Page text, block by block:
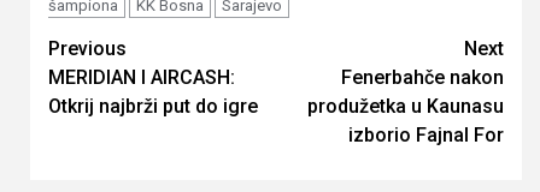
šampiona
KK Bosna Sarajevo
Continue
Reading
Previous
MERIDIAN I AIRCASH:
Otkrij najbrži put do igre
Next
Fenerbahče nakon
produžetka u Kaunasu
izborio Fajnal For